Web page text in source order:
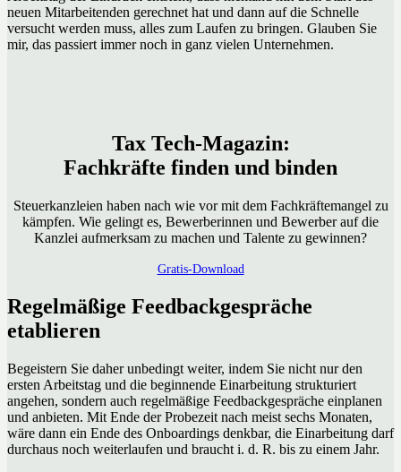
neuen Mitarbeitenden gerechnet hat und dann auf die Schnelle
versucht werden muss, alles zum Laufen zu bringen. Glauben Sie
mir, das passiert immer noch in ganz vielen Unternehmen.
Tax Tech-Magazin:
Fachkräfte finden und binden
Steuerkanzleien haben nach wie vor mit dem Fachkräftemangel zu
kämpfen. Wie gelingt es, Bewerberinnen und Bewerber auf die
Kanzlei aufmerksam zu machen und Talente zu gewinnen?
Gratis-Download
Regelmäßige Feedbackgespräche
etablieren
Begeistern Sie daher unbedingt weiter, indem Sie nicht nur den
ersten Arbeitstag und die beginnende Einarbeitung strukturiert
angehen, sondern auch regelmäßige Feedbackgespräche einplanen
und anbieten. Mit Ende der Probezeit nach meist sechs Monaten,
wäre dann ein Ende des Onboardings denkbar, die Einarbeitung darf
durchaus noch weiterlaufen und braucht i. d. R. bis zu einem Jahr.